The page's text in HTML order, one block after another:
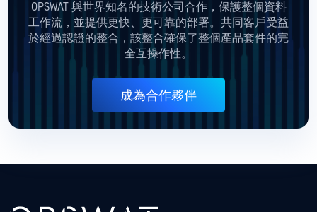
OPSWAT 與世界知名的技術公司合作，保護整個資料
工作流，並提供更快、更可靠的部署。共同客戶受益
於經過認證的整合，該整合確保了整個產品套件的完
全互操作性。
成為合作夥伴